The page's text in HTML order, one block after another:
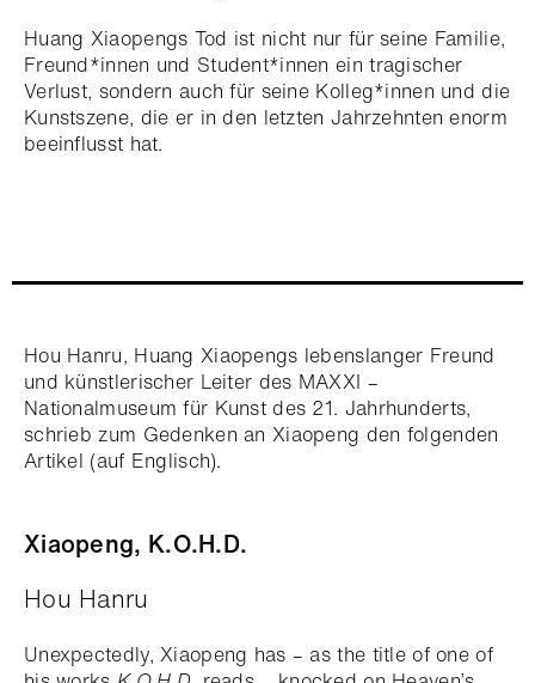
Huang Xiaopengs Tod ist nicht nur für seine Familie,
Freund*innen und Student*innen ein tragischer
Verlust, sondern auch für seine Kolleg*innen und die
Kunstszene, die er in den letzten Jahrzehnten enorm
beeinflusst hat.
Hou Hanru, Huang Xiaopengs lebenslanger Freund
und künstlerischer Leiter des MAXXI –
Nationalmuseum für Kunst des 21. Jahrhunderts,
schrieb zum Gedenken an Xiaopeng den folgenden
Artikel (auf Englisch).
Xiaopeng, K.O.H.D.
Hou Hanru
Unexpectedly, Xiaopeng has – as the title of one of